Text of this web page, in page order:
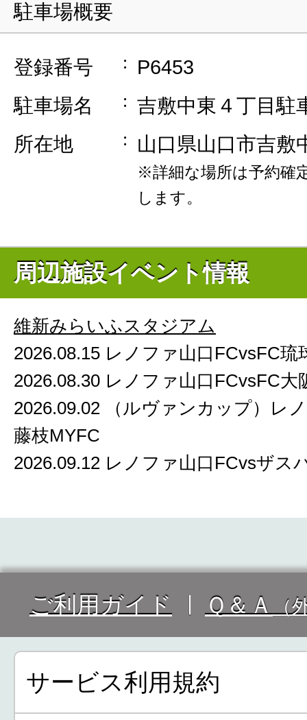
駐車場概要
登録番号
P6453
駐車場名
吉敷中東４丁目駐
所在地
山口県山口市吉敷
※詳細な場所は予約確
します。
周辺施設イベント情報
維新みらいふスタジアム
2026.08.15 レノファ山口FCvsFC琉
2026.08.30 レノファ山口FCvsFC大
2026.09.02 （ルヴァンカップ）レ
藤枝MYFC
2026.09.12 レノファ山口FCvsザス
ご利用ガイド Ｑ＆Ａ （
サービス利用規約